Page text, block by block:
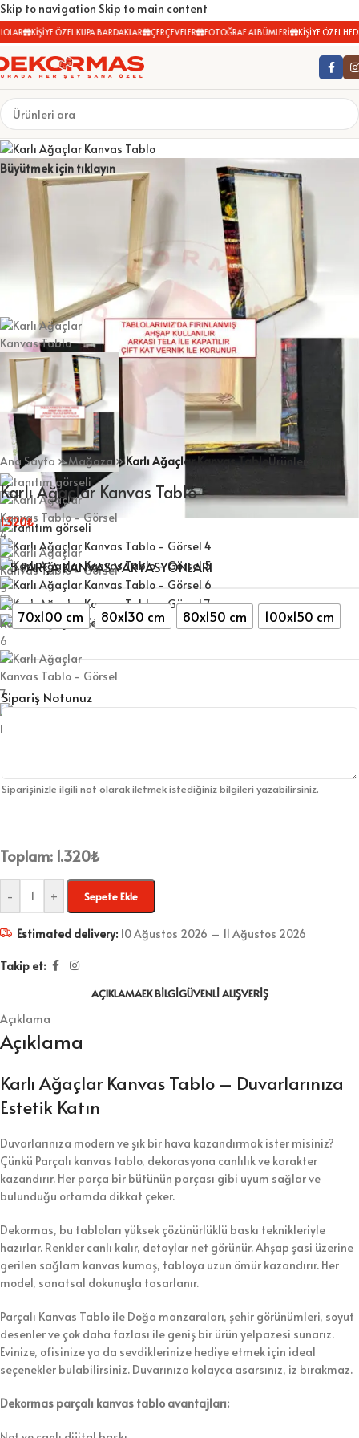
Skip to navigation Skip to main content
KİŞİYE ÖZEL KUPA BARDAKLAR ÇERÇEVELER FOTOĞRAF ALBÜMLERİ KİŞİYE ÖZEL
Büyütmek için tıklayın
Ana Sayfa »Mağaza»Karlı Ağaçlar Kanvas TabloÜrünlere dön
Karlı Ağaçlar Kanvas Tablo
1.320₺
5 PARÇA KANVAS VARYASYONLARI
70x100 cm 80x130 cm 80x150 cm 100x150 cm
Sipariş Notunuz
Siparişinizle ilgili not olarak iletmek istediğiniz bilgileri yazabilirsiniz.
Toplam: 1.320₺
- + Sepete Ekle
Estimated delivery: 10 Ağustos 2026 – 11 Ağustos 2026
Takip et:
AÇIKLAMAEK BILGIGÜVENLI ALIŞVERIŞ
Açıklama
Açıklama
Karlı Ağaçlar Kanvas Tablo – Duvarlarınıza
Estetik Katın
Duvarlarınıza modern ve şık bir hava kazandırmak ister misiniz?
Çünkü Parçalı kanvas tablo, dekorasyona canlılık ve karakter
kazandırır. Her parça bir bütünün parçası gibi uyum sağlar ve
bulunduğu ortamda dikkat çeker.
Dekormas, bu tabloları yüksek çözünürlüklü baskı teknikleriyle
hazırlar. Renkler canlı kalır, detaylar net görünür. Ahşap şasi üzerine
gerilen sağlam kanvas kumaş, tabloya uzun ömür kazandırır. Her
model, sanatsal dokunuşla tasarlanır.
Parçalı Kanvas Tablo ile Doğa manzaraları, şehir görünümleri, soyut
desenler ve çok daha fazlası ile geniş bir ürün yelpazesi sunarız.
Evinize, ofisinize ya da sevdiklerinize hediye etmek için ideal
seçenekler bulabilirsiniz. Duvarınıza kolayca asarsınız, iz bırakmaz.
Dekormas parçalı kanvas tablo avantajları: